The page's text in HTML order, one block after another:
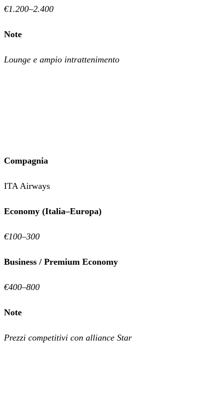
€1.200–2.400
Note
Lounge e ampio intrattenimento
Compagnia
ITA Airways
Economy (Italia–Europa)
€100–300
Business / Premium Economy
€400–800
Note
Prezzi competitivi con alliance Star